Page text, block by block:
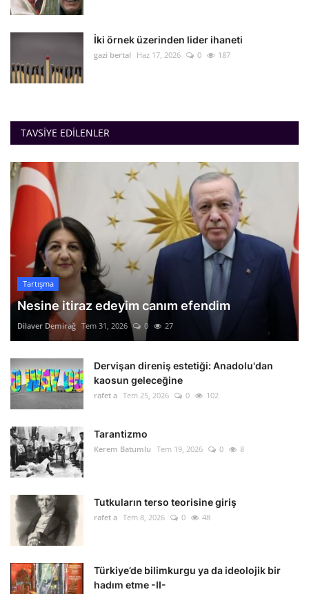
İki örnek üzerinden lider ihaneti
gazi bertal Haz 17, 2026 0 187
TAVSIYE EDILENLER
Tartışma
Nesine itiraz edeyim canım efendim
Dilaver Demirağ Tem 31, 2026 0 27
Dervişan direniş estetiği: Anadolu'dan
kaosun geleceğine
rafet a Tem 25, 2026 0 102
Tarantizmo
Kerem Batumlu Tem 19, 2026 0 8
Tutkuların terso teorisine giriş
rafet a Tem 8, 2026 0 48
Türkiye’de bilimkurgu ya da ideolojik bir
hadım etme -II-